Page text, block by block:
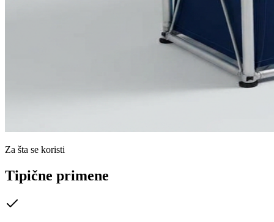
Za šta se koristi
Tipične primene